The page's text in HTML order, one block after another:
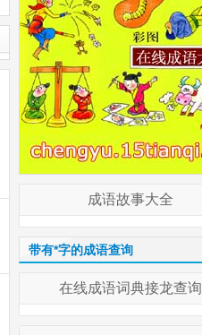
成语故事大全
带有*字的成语查询
在线成语词典接龙查询